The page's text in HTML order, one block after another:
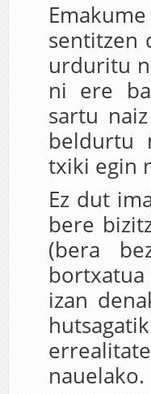
sentitzen
urduritu
ni ere
sartu
beldurtu
txiki egin
Ez dut
bere
(bera
izan
nauelako.